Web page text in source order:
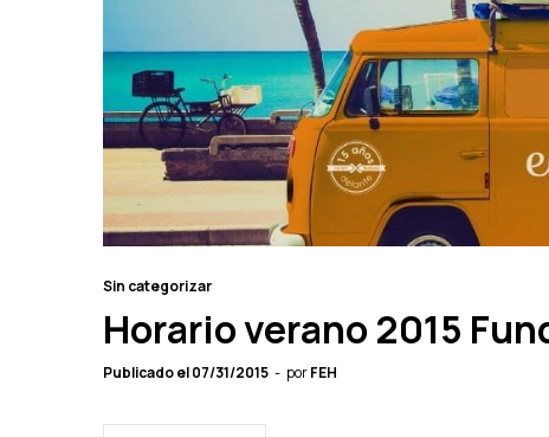
Sin categorizar
Horario verano 2015
Publicado el07/31/2015 porFEH